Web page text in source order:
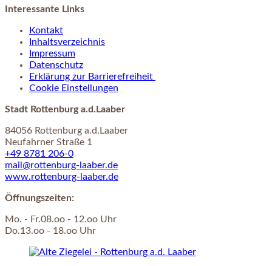
Interessante Links
Kontakt
Inhaltsverzeichnis
Impressum
Datenschutz
Erklärung zur Barrierefreiheit
Cookie Einstellungen
Stadt Rottenburg a.d.Laaber
84056 Rottenburg a.d.Laaber
Neufahrner Straße 1
+49 8781 206-0
mail@rottenburg-laaber.de
www.rottenburg-laaber.de
Öffnungszeiten:
Mo. - Fr.08.oo - 12.oo Uhr
Do.13.oo - 18.oo Uhr